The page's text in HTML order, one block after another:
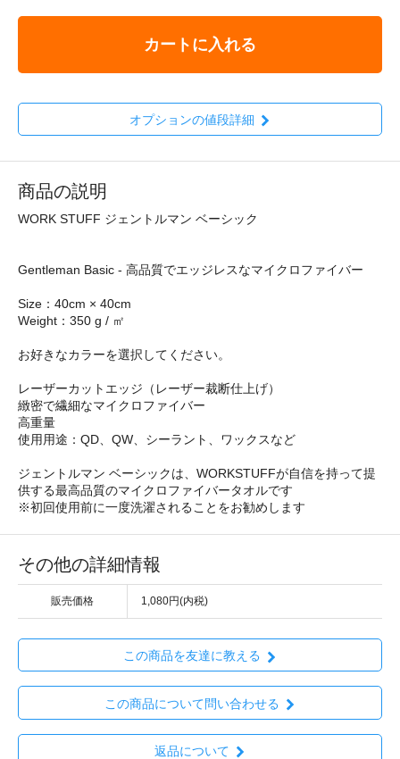
カートに入れる
オプションの値段詳細
商品の説明
WORK STUFF ジェントルマン ベーシック
Gentleman Basic - 高品質でエッジレスなマイクロファイバー
Size：40cm × 40cm
Weight：350 g / ㎡
お好きなカラーを選択してください。
レーザーカットエッジ（レーザー裁断仕上げ）
緻密で繊細なマイクロファイバー
高重量
使用用途：QD、QW、シーラント、ワックスなど
ジェントルマン ベーシックは、WORKSTUFFが自信を持って提
供する最高品質のマイクロファイバータオルです
※初回使用前に一度洗濯されることをお勧めします
その他の詳細情報
販売価格 1,080円(内税)
この商品を友達に教える
この商品について問い合わせる
返品について